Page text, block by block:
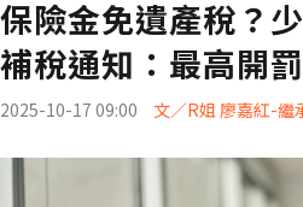
保險金免遺產稅？
補稅通知：最高開
2025-10-17 09:00 文／R姐 廖嘉紅-繼